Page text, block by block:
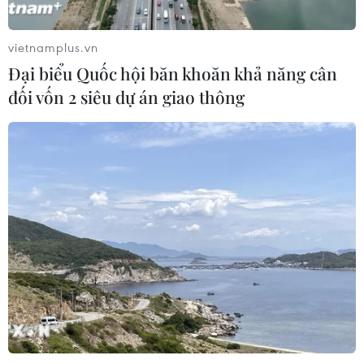
WHO ghi nhận tín hiệu tích cực từ
thử nghiệm điều trị Ebola tại Congo
04/08/2026 22:42
Đến năm 2030, Việt Nam làm chủ tối
thiểu 10 công nghệ lõi
Báo động xu hướng gia tăng người
trẻ mắc ung thư
04/08/2026 14:10
Tây Ban Nha phát trực tiếp nhật thực
vietnamplus.vn
Đại biểu Quốc hội băn khoăn khả năng cân
đối vốn 2 siêu dự án giao thông